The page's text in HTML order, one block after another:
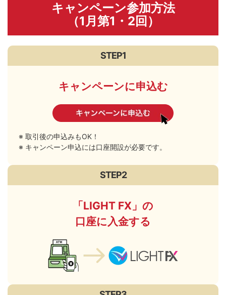
キャンペーン参加方法
（1月第1・2回）
STEP1
キャンペーンに申込む
取引後の申込みもOK！
キャンペーン申込には口座開設が必要です。
STEP2
「LIGHT FX」の
口座に入金する